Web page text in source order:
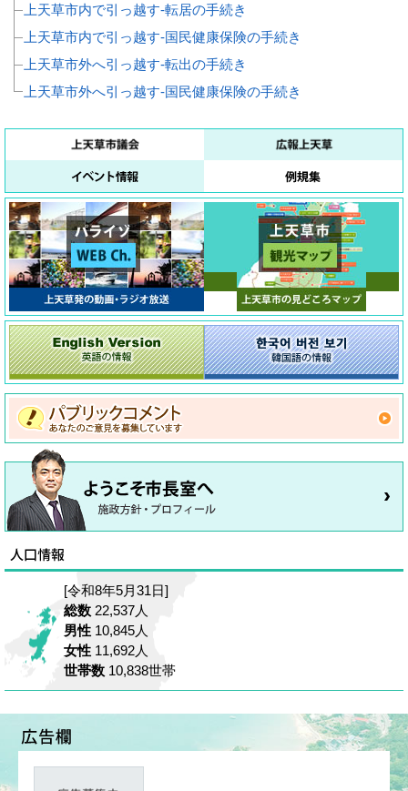
上天草市内で引っ越す‐転居の手続き
上天草市内で引っ越す‐国民健康保険の手続き
上天草市外へ引っ越す‐転出の手続き
上天草市外へ引っ越す‐国民健康保険の手続き
[令和8年5月31日]
総数 22,537人
男性 10,845人
女性 11,692人
世帯数 10,838世帯